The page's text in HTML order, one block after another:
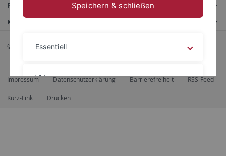
Portale
Kontaktinfo
© 2026 Eberhard Karls Universität Tübingen, Tübingen
Impressum Datenschutzerklärung Barrierefreiheit RSS-Feed
Kurz-Link Drucken
Speichern & schließen
Essentiell
Videos